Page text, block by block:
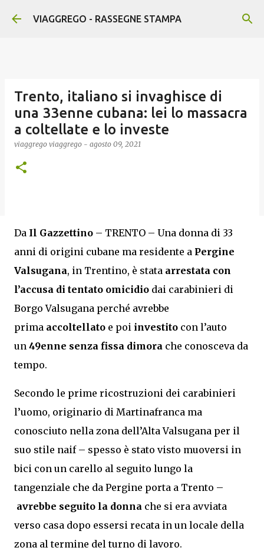
Passa ai contenuti principali
VIAGGREGO - RASSEGNE STAMPA
Trento, italiano si invaghisce di
una 33enne cubana: lei lo massacra
a coltellate e lo investe
viaggrego viaggrego - agosto 09, 2021
Da Il Gazzettino – TRENTO – Una donna di 33
anni di origini cubane ma residente a Pergine
Valsugana, in Trentino, è stata arrestata con
l’accusa di tentato omicidio dai carabinieri di
Borgo Valsugana perché avrebbe
prima accoltellato e poi investito con l’auto
un 49enne senza fissa dimora che conosceva da
tempo.
Secondo le prime ricostruzioni dei carabinieri
l’uomo, originario di Martinafranca ma
conosciuto nella zona dell’Alta Valsugana per il
suo stile naif – spesso è stato visto muoversi in
bici con un carello al seguito lungo la
tangenziale che da Pergine porta a Trento –
avrebbe seguito la donna che si era avviata
verso casa dopo essersi recata in un locale della
zona al termine del turno di lavoro.